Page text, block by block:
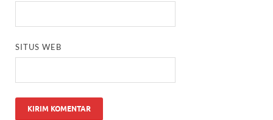
SITUS WEB